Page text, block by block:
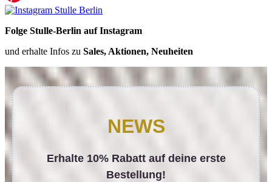
Folge Stulle-Berlin auf Instagram
und erhalte Infos zu Sales, Aktionen, Neuheiten
NEWS
Erhalte 10% Rabatt auf deine erste
Bestellung!